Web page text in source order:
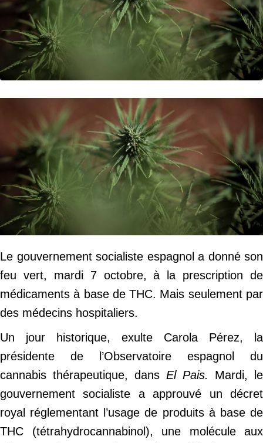
Le gouvernement socialiste espagnol a donné son
feu vert, mardi 7 octobre, à la prescription de
médicaments à base de THC. Mais seulement par
des médecins hospitaliers.
Un jour historique, exulte Carola Pérez, la
présidente de l’Observatoire espagnol du
cannabis thérapeutique, dans El Pais. Mardi, le
gouvernement socialiste a approuvé un décret
royal réglementant l’usage de produits à base de
THC (tétrahydrocannabinol), une molécule aux